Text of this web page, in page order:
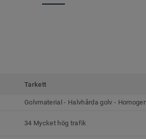
Tarkett
Golvmaterial - Halvhårda golv -
34 Mycket hög trafik